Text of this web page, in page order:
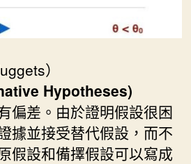
）
Hypotheses)
偏差。由於證明假設很困
據並接受替代假設，而不
假設和備擇假設可以寫成